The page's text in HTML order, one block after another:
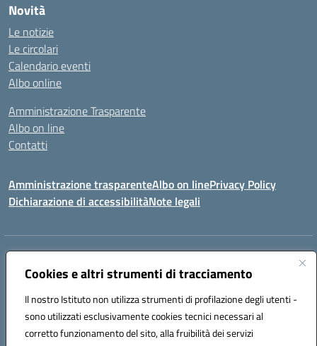
Cookies e altri strumenti di tracciamento
Il nostro Istituto non utilizza strumenti di profilazione degli utenti -
sono utilizzati esclusivamente cookies tecnici necessari al
corretto funzionamento del sito, alla fruibilità dei servizi
Novità
Le notizie
Le circolari
Calendario eventi
Albo online
Amministrazione Trasparente
Albo on line
Contatti
Amministrazione trasparenteAlbo on linePrivacy Policy
Dichiarazione di accessibilitàNote legali
Indirizzo:
Centralino:078170786 Email:caic875002@istruzione.it
Codice fiscale: 90027700922
Codice meccanografico:
CAIC875002
Codice unico di fatturazione (CUF): UFVRG0